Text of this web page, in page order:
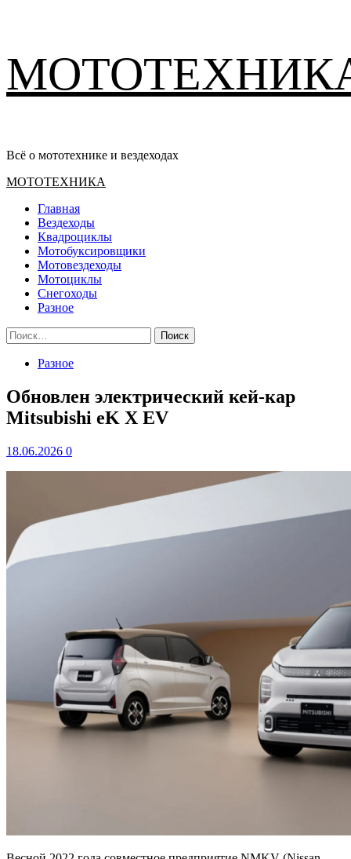
содержимому
Всё о мототехнике и вездеходах
Основное
МОТОТЕХНИКА
Главная
Вездеходы
Квадроциклы
Мотобуксировщики
Мотовездеходы
Мотоциклы
Снегоходы
Разное
Найти:
Разное
Обновлен электрический кей-кар
Mitsubishi eK X EV
18.06.2026 0